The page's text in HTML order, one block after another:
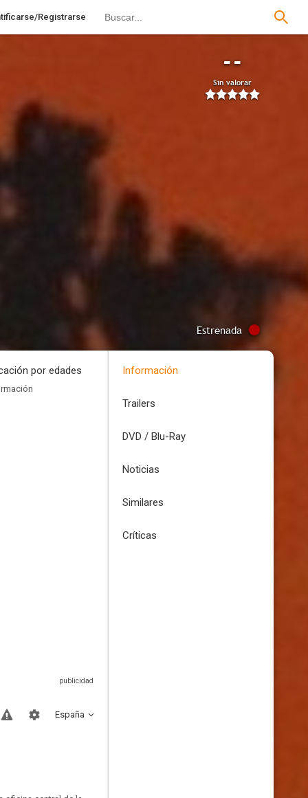
Registrarse
--
Sin valorar
Estrenada
por edades
España
Información
Trailers
DVD / Blu-Ray
Noticias
Similares
Críticas